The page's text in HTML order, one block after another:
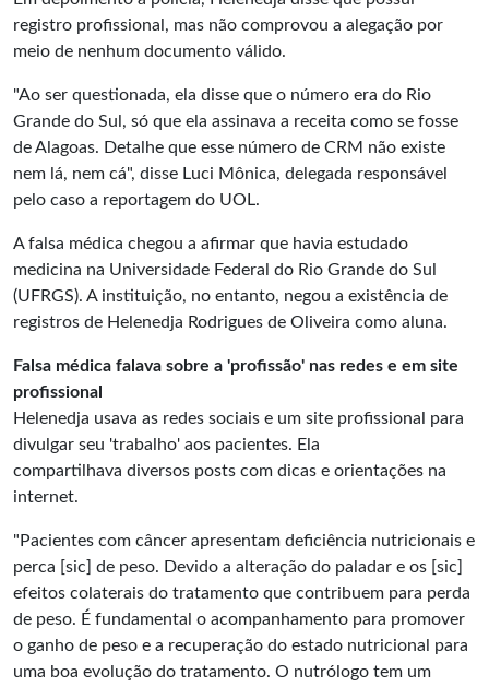
registro profissional, mas não comprovou a alegação por
meio de nenhum documento válido.
"Ao ser questionada, ela disse que o número era do Rio
Grande do Sul, só que ela assinava a receita como se fosse
de Alagoas. Detalhe que esse número de CRM não existe
nem lá, nem cá", disse Luci Mônica, delegada responsável
pelo caso a reportagem do UOL.
A falsa médica chegou a afirmar que havia estudado
medicina na Universidade Federal do Rio Grande do Sul
(UFRGS). A instituição, no entanto, negou a existência de
registros de Helenedja Rodrigues de Oliveira como aluna.
Falsa médica falava sobre a 'profissão' nas redes e em site
profissional
Helenedja usava as redes sociais e um site profissional para
divulgar seu 'trabalho' aos pacientes. Ela
compartilhava diversos posts com dicas e orientações na
internet.
"Pacientes com câncer apresentam deficiência nutricionais e
perca [sic] de peso. Devido a alteração do paladar e os [sic]
efeitos colaterais do tratamento que contribuem para perda
de peso. É fundamental o acompanhamento para promover
o ganho de peso e a recuperação do estado nutricional para
uma boa evolução do tratamento. O nutrólogo tem um